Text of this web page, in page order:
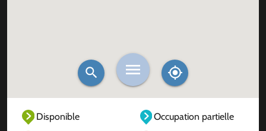
Disponible
Occupation partielle